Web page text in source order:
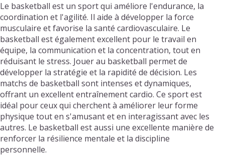
Le basketball est un sport qui améliore l'endurance, la
coordination et l'agilité. Il aide à développer la force
musculaire et favorise la santé cardiovasculaire. Le
basketball est également excellent pour le travail en
équipe, la communication et la concentration, tout en
réduisant le stress. Jouer au basketball permet de
développer la stratégie et la rapidité de décision. Les
matchs de basketball sont intenses et dynamiques,
offrant un excellent entraînement cardio. Ce sport est
idéal pour ceux qui cherchent à améliorer leur forme
physique tout en s'amusant et en interagissant avec les
autres. Le basketball est aussi une excellente manière de
renforcer la résilience mentale et la discipline
personnelle.